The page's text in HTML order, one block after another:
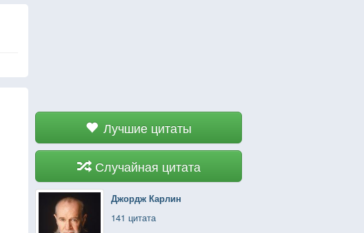
Лучшие цитаты
Случайная цитата
Джордж Карлин
141 цитата